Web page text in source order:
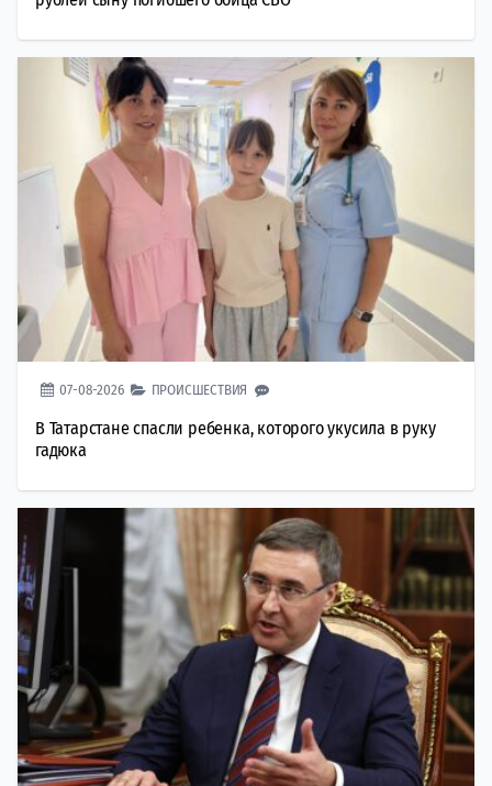
07-08-2026 ПРОИСШЕСТВИЯ
В Татарстане спасли ребенка, которого укусила в руку
гадюка